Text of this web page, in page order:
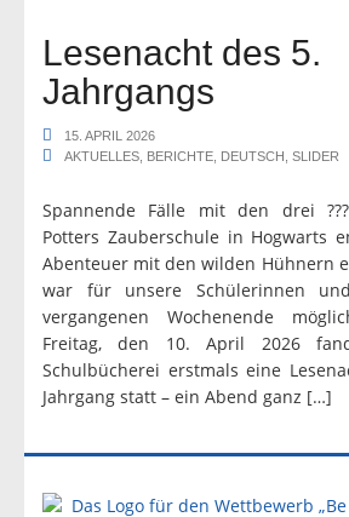
Lesenacht des 5.
Jahrgangs
15. APRIL 2026
AKTUELLES
BERICHTE DEUTSCH SLIDER
Spannende Fälle mit den drei
Potters Zauberschule in Hogwarts
Abenteuer mit den wilden Hühnern
war für unsere Schülerinnen
vergangenen Wochenende
Freitag, den 10. April 2026
Schulbücherei erstmals eine
Jahrgang statt – ein Abend ganz […]